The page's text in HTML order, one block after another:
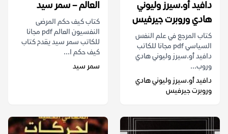
دافيد أو.سيرز وليوني
هادي وروبرت جيرفيس
كتاب المرجع في علم النفس
السياسي pdf مجانا للكاتب
دافيد أو.سيرز وليوني هادي
وروب...
دافيد أو.سيرز وليوني هادي
وروبرت جيرفيس
العالم – سمر سيد
كتاب كيف حكم المرضى
النفسيون العالم pdf مجانا
للكاتب سمر سيد يقدم كتاب
كيف حكم ا...
سمر سيد